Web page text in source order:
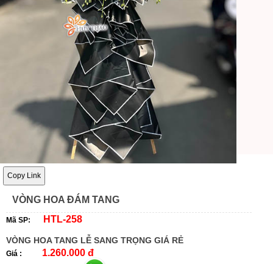
Copy Link
VÒNG HOA ĐÁM TANG
Mã SP: HTL-258
VÒNG HOA TANG LỄ SANG TRỌNG GIÁ RẺ
Giá : 1.260.000 đ